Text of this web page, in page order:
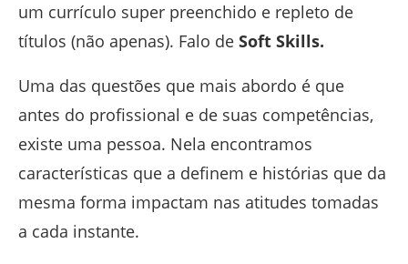
um currículo super preenchido e repleto de
títulos (não apenas). Falo de Soft Skills.
Uma das questões que mais abordo é que
antes do profissional e de suas competências,
existe uma pessoa. Nela encontramos
características que a definem e histórias que da
mesma forma impactam nas atitudes tomadas
a cada instante.